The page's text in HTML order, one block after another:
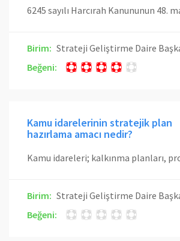
Birim: Strateji Geliştirme Daire
Beğeni:
Kamu idarelerinin stratejik plan
hazırlama amacı nedir?
Birim: Strateji Geliştirme Daire
Beğeni: